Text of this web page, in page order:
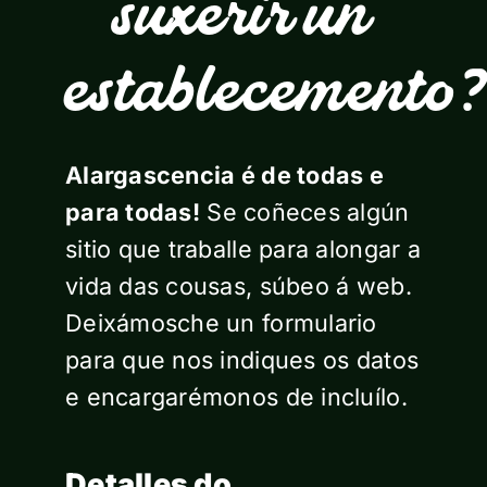
suxerir un
Alargascencia é de todas e
para todas! Se coñeces algún
sitio que traballe para alongar a
vida das cousas, súbeo á web.
Deixámosche un formulario
para que nos indiques os datos
e encargarémonos de incluílo.